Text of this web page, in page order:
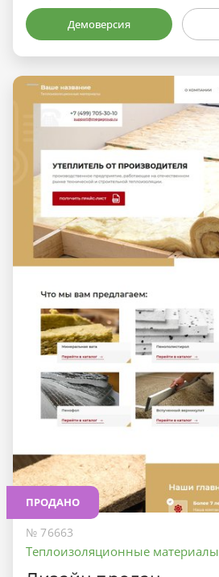
Демоверсия
ПРОДАНО
№ 76663
Теплоизоляционные материалы